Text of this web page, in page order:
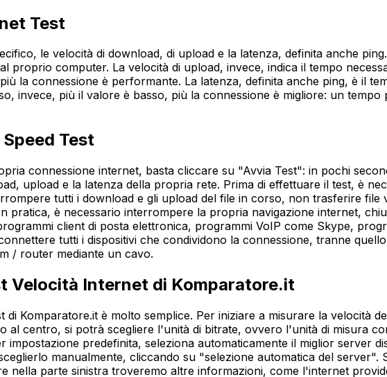
Test
le velocità di download, di upload e la latenza, definita anche
proprio computer. La velocità di upload, invece, indica il tempo
la connessione è performante. La latenza, definita anche ping, è il
invece, più il valore è basso, più la connessione è migliore: un
Test
connessione internet, basta cliccare su "Avvia Test": in pochi
upload e la latenza della propria rete. Prima di effettuare il test, è
tutti i download e gli upload del file in corso, non trasferire
pratica, è necessario interrompere la propria navigazione internet,
client di posta elettronica, programmi VoIP come Skype,
tutti i dispositivi che condividono la connessione, tranne
/ router mediante un cavo.
Velocità Internet di Komparatore.it
di Komparatore.it è molto semplice. Per iniziare a misurare la velocità
al centro, si potrà scegliere l'unità di bitrate, ovvero l'unità di misura
impostazione predefinita, seleziona automaticamente il miglior server
manualmente, cliccando su "selezione automatica del
nella parte sinistra troveremo altre informazioni, come l'internet